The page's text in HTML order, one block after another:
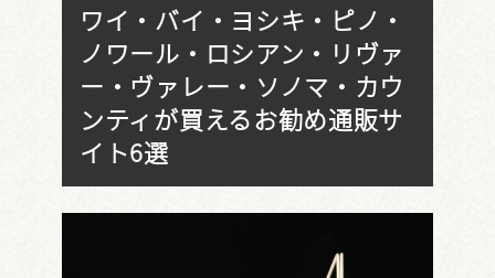
ワイ・バイ・ヨシキ・ピノ・
ノワール・ロシアン・リヴァ
ー・ヴァレー・ソノマ・カウ
ンティが買えるお勧め通販サ
イト6選